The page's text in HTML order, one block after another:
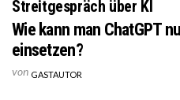
Streitgespräch über KI
Wie kann man ChatGPT
einsetzen?
von GASTAUTOR